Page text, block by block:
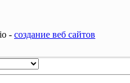
- cоздание веб сайтов